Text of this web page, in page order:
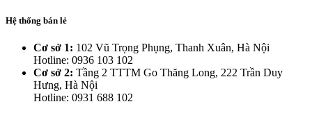
Hệ thống bán lẻ
Cơ sở 1: 102 Vũ Trọng Phụng, Thanh Xuân, Hà Nội
Hotline: 0936 103 102
Cơ sở 2: Tầng 2 TTTM Go Thăng Long, 222 Trần Duy
Hưng, Hà Nội
Hotline: 0931 688 102